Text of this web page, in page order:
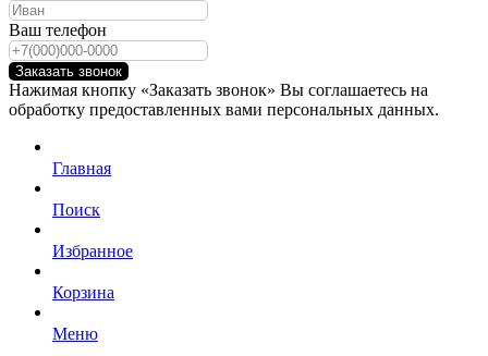
Ваш телефон
Заказать звонок
Нажимая кнопку «Заказать звонок» Вы соглашаетесь на
обработку предоставленных вами персональных данных.
Главная
Поиск
Избранное
Корзина
Меню